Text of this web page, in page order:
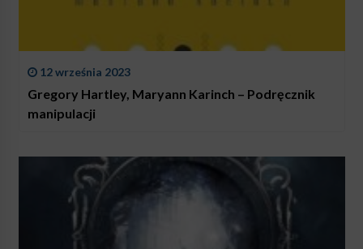
12 września 2023
Gregory Hartley, Maryann Karinch – Podręcznik
manipulacji